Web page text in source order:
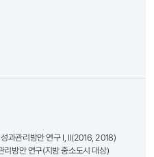
과관리방안 연구 I, II(2016, 2018)
리방안 연구(지방 중소도시 대상)